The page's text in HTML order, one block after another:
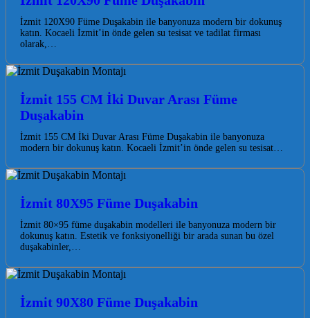
İzmit 120X90 Füme Duşakabin ile banyonuza modern bir dokunuş
katın. Kocaeli İzmit’in önde gelen su tesisat ve tadilat firması
olarak,…
İzmit 155 CM İki Duvar Arası Füme
Duşakabin
İzmit 155 CM İki Duvar Arası Füme Duşakabin ile banyonuza
modern bir dokunuş katın. Kocaeli İzmit’in önde gelen su tesisat…
İzmit 80X95 Füme Duşakabin
İzmit 80×95 füme duşakabin modelleri ile banyonuza modern bir
dokunuş katın. Estetik ve fonksiyonelliği bir arada sunan bu özel
duşakabinler,…
İzmit 90X80 Füme Duşakabin